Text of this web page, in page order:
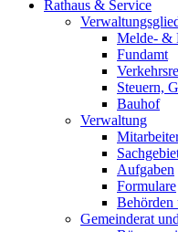
Rathaus & Service
Melde- &
Fundamt
Steuern,
Bauhof
Verwaltung
Aufgaben
Formulare
Behörden
Gemeinderat